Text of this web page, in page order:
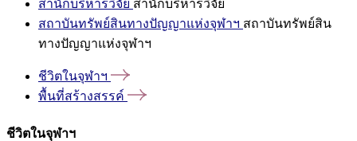
สำนักบริหารวิจัย สำนักบริหารวิจัย
สถาบันทรัพย์สินทางปัญญาแห่งจุฬาฯ สถาบันทรัพย์สิน
ทางปัญญาแห่งจุฬาฯ
ชีวิตในจุฬาฯ
พื้นที่สร้างสรรค์
ชีวิตในจุฬาฯ